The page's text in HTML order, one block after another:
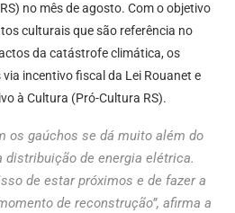
no mês de agosto. Com o objetivo
culturais que são referência no
da catástrofe climática, os
incentivo fiscal da Lei Rouanet e
à Cultura (Pró-Cultura RS).
os gaúchos se dá muito além do
distribuição de energia elétrica.
de estar próximos e de fazer a
de reconstrução”, afirma a